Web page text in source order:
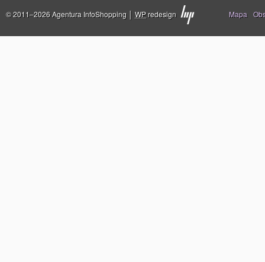
© 2011–2026 Agentura InfoShopping │ WPredesign Stránky
Mapa